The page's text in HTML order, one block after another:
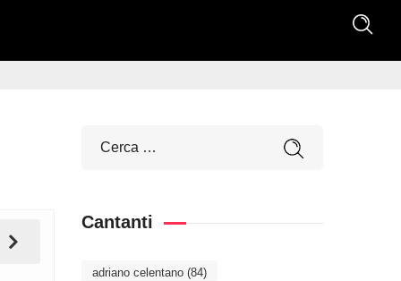
Cantanti
adriano celentano (84)